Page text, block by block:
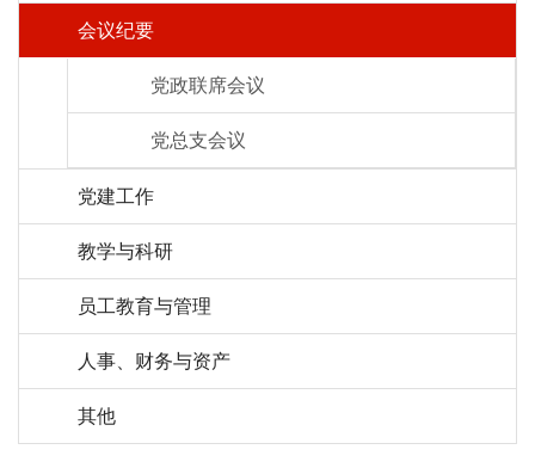
会议纪要
党政联席会议
党总支会议
党建工作
教学与科研
员工教育与管理
人事、财务与资产
其他